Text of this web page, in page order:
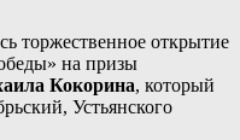
торжественное открытие
на призы
Кокорина, который
Устьянского